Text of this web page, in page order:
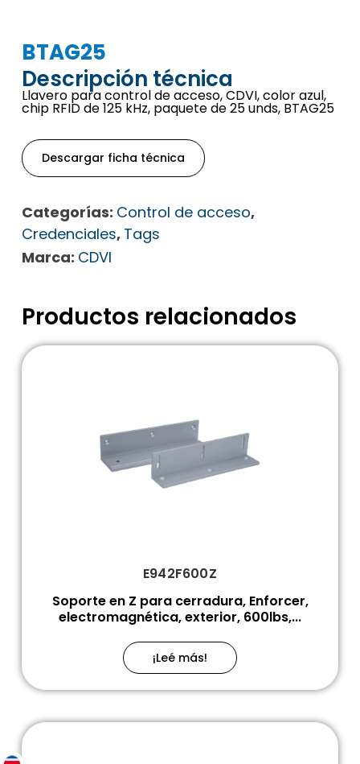
BTAG25
Descripción técnica
Llavero para control de acceso, CDVI, color azul,
chip RFID de 125 kHz, paquete de 25 unds, BTAG25
Descargar ficha técnica
Categorías: Control de acceso,
Credenciales, Tags
Marca: CDVI
Productos relacionados
E942F600Z
Soporte en Z para cerradura, Enforcer,
electromagnética, exterior, 600lbs,...
¡Leé más!